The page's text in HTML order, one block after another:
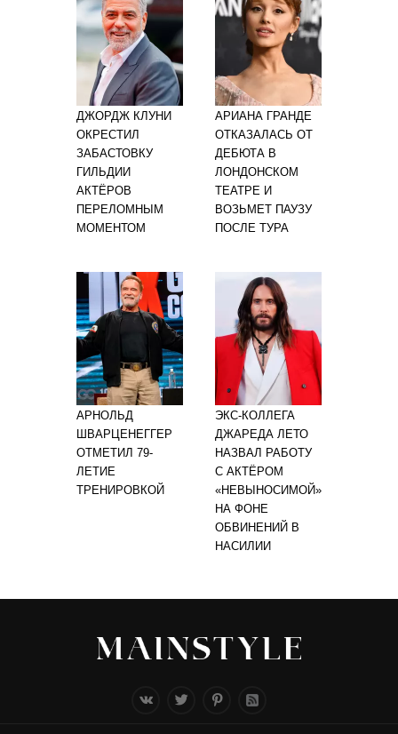
ДЖОРДЖ КЛУНИ
ОКРЕСТИЛ
ЗАБАСТОВКУ
ГИЛЬДИИ
АКТЁРОВ
ПЕРЕЛОМНЫМ
МОМЕНТОМ
АРИАНА ГРАНДЕ
ОТКАЗАЛАСЬ ОТ
ДЕБЮТА В
ЛОНДОНСКОМ
ТЕАТРЕ И
ВОЗЬМЕТ ПАУЗУ
ПОСЛЕ ТУРА
АРНОЛЬД
ШВАРЦЕНЕГГЕР
ОТМЕТИЛ 79-
ЛЕТИЕ
ТРЕНИРОВКОЙ
ЭКС-КОЛЛЕГА
ДЖАРЕДА ЛЕТО
НАЗВАЛ РАБОТУ
С АКТЁРОМ
«НЕВЫНОСИМОЙ»
НА ФОНЕ
ОБВИНЕНИЙ В
НАСИЛИИ